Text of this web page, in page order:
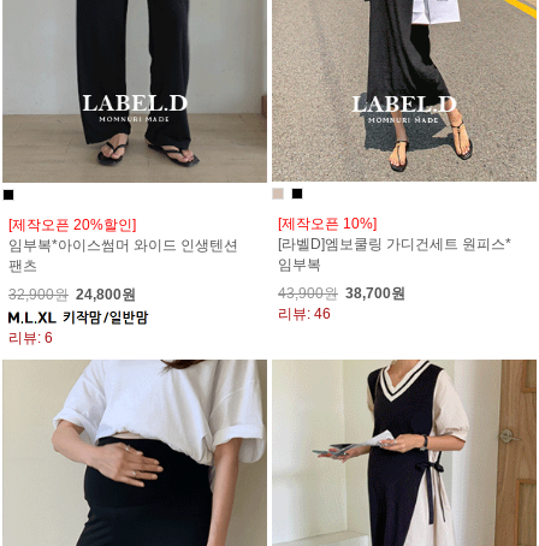
[제작오픈 20%할인]
임부복*아이스썸머 와이드 인생텐션
팬츠
32,900원 24,800원
리뷰: 6
[제작오픈 10%]
[라벨D]엠보쿨링 가디건세트 원피스*
임부복
43,900원 38,700원
리뷰: 46